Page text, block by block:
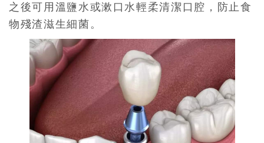
之後可用溫鹽水或漱口水輕柔清潔口腔，防止食
物殘渣滋生細菌。